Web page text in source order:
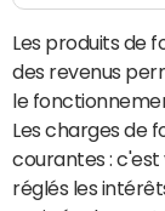
Les produits de
des revenus
le
Les charges de
courantes : c'est
réglés les